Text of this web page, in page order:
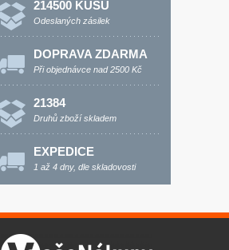
214500 KUSŮ
Odeslaných zásilek
DOPRAVA ZDARMA
Při objednávce nad 2500 Kč
21384
Druhů zboží skladem
EXPEDICE
1 až 4 dny, dle skladovosti